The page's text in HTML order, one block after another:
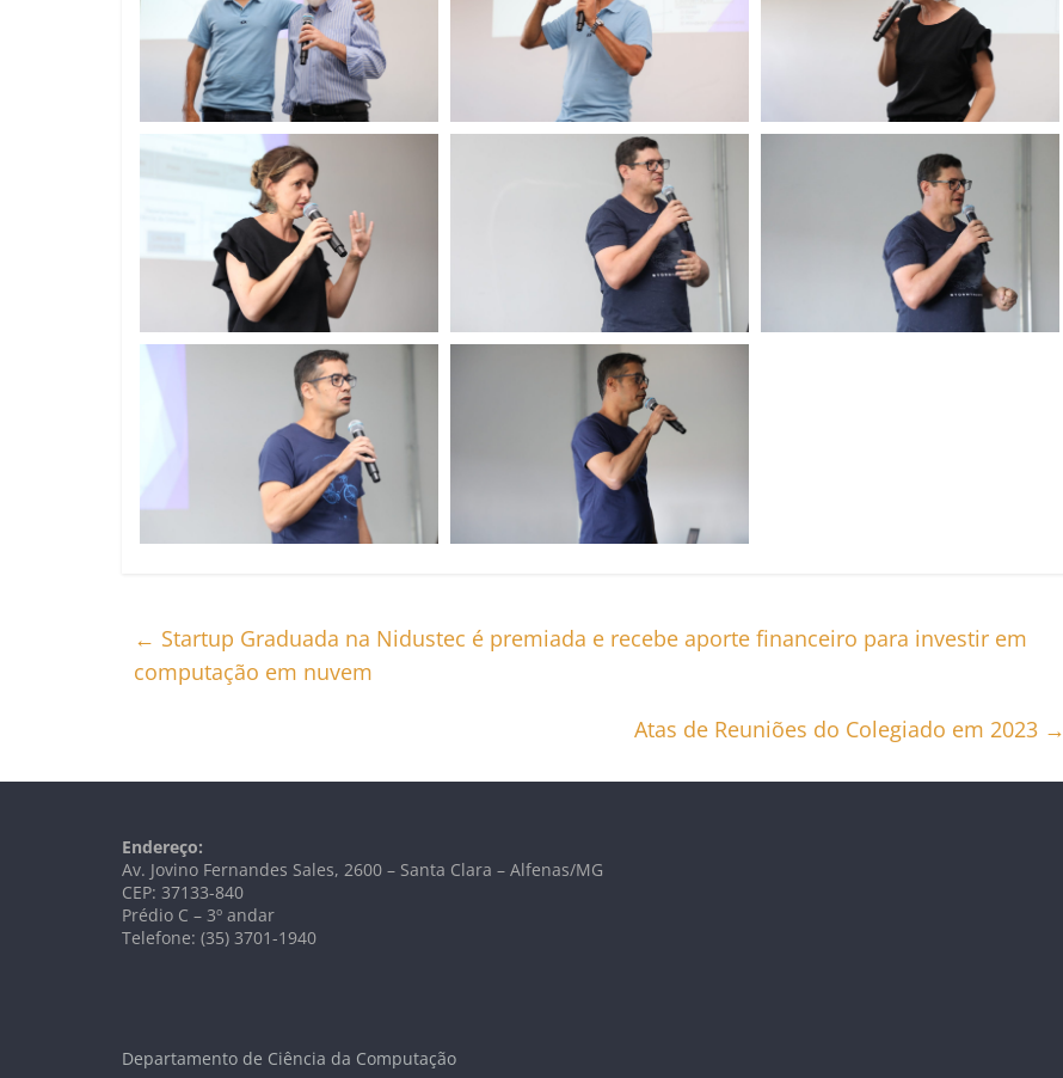
← Startup Graduada na Nidustec é premiada e recebe aporte financeiro para investir em
computação em nuvem
Atas de Reuniões do Colegiado em 2023 →
Endereço:
Av. Jovino Fernandes Sales, 2600 – Santa Clara – Alfenas/MG
CEP: 37133-840
Prédio C – 3º andar
Telefone: (35) 3701-1940
Departamento de Ciência da Computação